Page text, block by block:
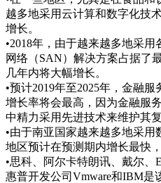
越多地采用云计算和数字化技
增长。
•2018年，由于越来越多地采
网络（SAN）解决方案占据了
几年内将大幅增长。
•预计2019年至2025年，金融
增长率将会最高，因为金融服
中精力采用先进技术来维护其
•由于南亚国家越来越多地采
地区预计在预测期内增长最快
•思科、阿尔卡特朗讯、戴尔、
惠普开发公司Vmware和IBM是